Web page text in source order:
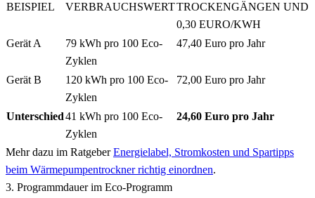
BEISPIEL VERBRAUCHSWERTTROCKENGÄNGEN UND
0,30 EURO/KWH
Gerät A
79 kWh pro 100 Eco-
Zyklen
47,40 Euro pro Jahr
Gerät B
120 kWh pro 100 Eco-
Zyklen
72,00 Euro pro Jahr
Unterschied41 kWh pro 100 Eco-
Zyklen
24,60 Euro pro Jahr
Mehr dazu im RatgeberEnergielabel, Stromkosten und Spartipps
beim Wärmepumpentrockner richtig einordnen.
3. Programmdauer im Eco-Programm